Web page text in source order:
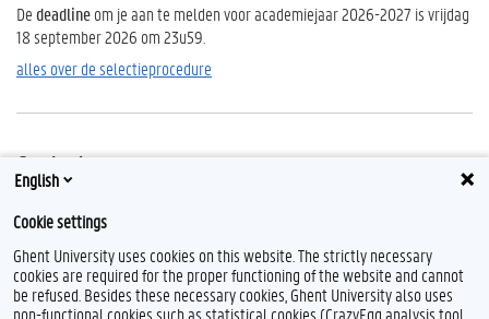
Dedeadlineom je aan te melden voor academiejaar 2026-2027 is vrijdag
18 september 2026 om 23u59.
alles over de selectieprocedure
Contact
lesgever voor Think & Talk, via
English
Cookie settings
Ghent University uses cookies on this website. The strictly necessary
cookies are required for the proper functioning of the website and cannot
be refused. Besides these necessary cookies, Ghent University also uses
non-functional cookies such as statistical cookies (CrazyEgg analysis tool,